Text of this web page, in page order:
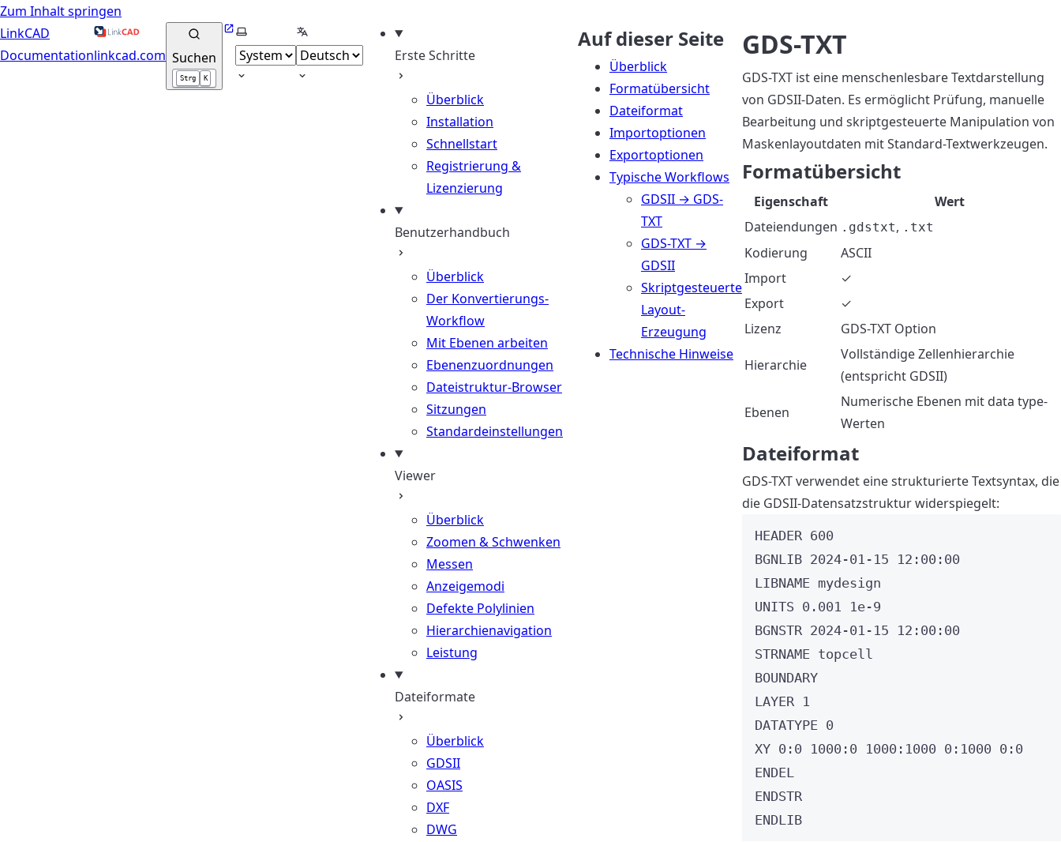
Zum Inhalt springen
LinkCAD
Documentationlinkcad.com Suchen
Strg K
Website
Farbschema wählen
Sprache wählen
Erste Schritte
Überblick
Installation
Schnellstart
Registrierung &
Lizenzierung
Benutzerhandbuch
Überblick
Der Konvertierungs-
Workflow
Mit Ebenen arbeiten
Ebenenzuordnungen
Dateistruktur-Browser
Sitzungen
Standardeinstellungen
Viewer
Überblick
Zoomen & Schwenken
Messen
Anzeigemodi
Defekte Polylinien
Hierarchienavigation
Leistung
Dateiformate
Überblick
GDSII
OASIS
DXF
DWG
Auf dieser Seite
Überblick
Formatübersicht
Dateiformat
Importoptionen
Exportoptionen
Typische Workflows
GDSII → GDS-
TXT
GDS-TXT →
GDSII
Skriptgesteuerte
Layout-
Erzeugung
Technische Hinweise
GDS-TXT
GDS-TXT ist eine menschenlesbare Textdarstellung
von GDSII-Daten. Es ermöglicht Prüfung, manuelle
Bearbeitung und skriptgesteuerte Manipulation von
Maskenlayoutdaten mit Standard-Textwerkzeugen.
Formatübersicht
Eigenschaft
Wert
Dateiendungen .gdstxt, .txt
Kodierung
ASCII
Import
✓
Export
✓
Lizenz
GDS-TXT Option
Hierarchie
Vollständige Zellenhierarchie
(entspricht GDSII)
Ebenen
Numerische Ebenen mit data type-
Werten
Dateiformat
GDS-TXT verwendet eine strukturierte Textsyntax, die
die GDSII-Datensatzstruktur widerspiegelt:
HEADER 600
BGNLIB 2024-01-15 12:00:00
LIBNAME mydesign
UNITS 0.001 1e-9
BGNSTR 2024-01-15 12:00:00
STRNAME topcell
BOUNDARY
LAYER 1
DATATYPE 0
XY 0:0 1000:0 1000:1000 0:1000 0:0
ENDEL
ENDSTR
ENDLIB